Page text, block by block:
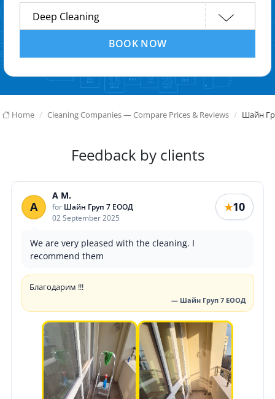
BOOK NOW
Home Cleaning Companies — Compare Prices & Reviews Шайн
Feedback by clients
A
A M.
for Шайн Груп 7 ЕООД
02 September 2025
★10
We are very pleased with the cleaning. I
recommend them
Благодарим !!!
— Шайн Груп 7 ЕООД